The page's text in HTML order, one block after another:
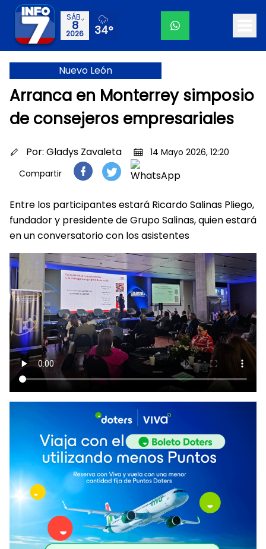
SÁB.,
8
2026 34°
Nuevo León
Arranca en Monterrey simposio
de consejeros empresariales
Por: Gladys Zavaleta
14 Mayo 2026, 12:20
Compartir
Entre los participantes estará Ricardo Salinas Pliego,
fundador y presidente de Grupo Salinas, quien estará
en un conversatorio con los asistentes